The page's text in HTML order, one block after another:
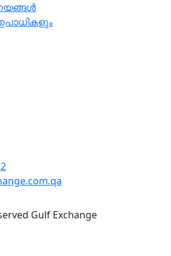
Gulf Exchange